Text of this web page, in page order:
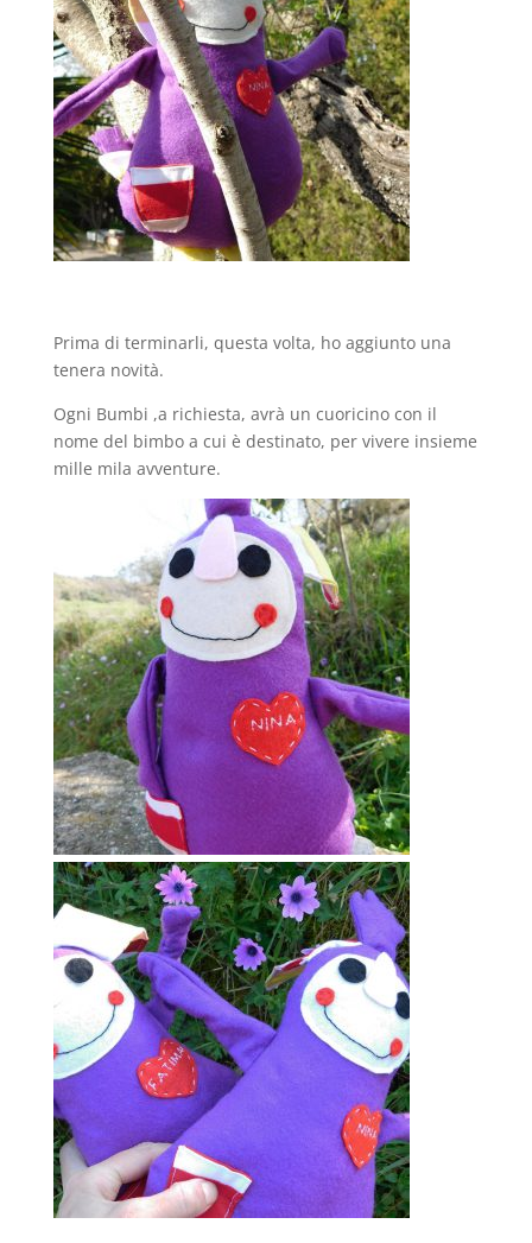
Prima di terminarli, questa volta, ho aggiunto una
tenera novità.
Ogni Bumbi ,a richiesta, avrà un cuoricino con il
nome del bimbo a cui è destinato, per vivere insieme
mille mila avventure.